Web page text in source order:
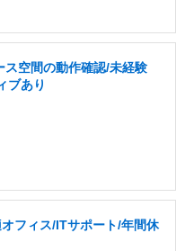
ス空間の動作確認/未経験
ブあり
フィス/ITサポート/年間休